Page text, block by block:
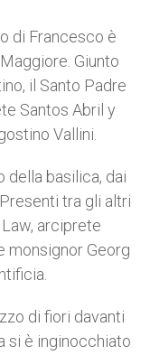
di Francesco è
Giunto
il Santo Padre
Santos Abril y
Vallini.
della basilica, dai
tra gli altri
arciprete
monsignor Georg
di fiori davanti
si è inginocchiato